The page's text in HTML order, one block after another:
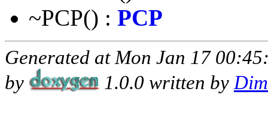
~PCP() : PCP
Generated at Mon Jan 17
by
1.0.0 written by